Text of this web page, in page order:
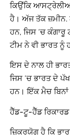
ਕਿਉਂਕਿ
ਹੈ। ਅੱਜ ਤੱਕ
ਹਨ, ਜਿਸ ‘ਚ
ਟੀਮ ਨੇ ਵੀ ਭਾਰਤ
ਇਸ ਦੇ ਨਾਲ ਹੀ
ਜਿਸ ‘ਚ ਭਾਰਤ ਦੇ
ਹਨ। ਇੱਕ ਮੈਚ
ਹੈੱਡ-ਟੂ-ਹੈੱਡ ਰਿਕਾਰਡ
ਜ਼ਿਕਰਯੋਗ ਹੈ ਕਿ